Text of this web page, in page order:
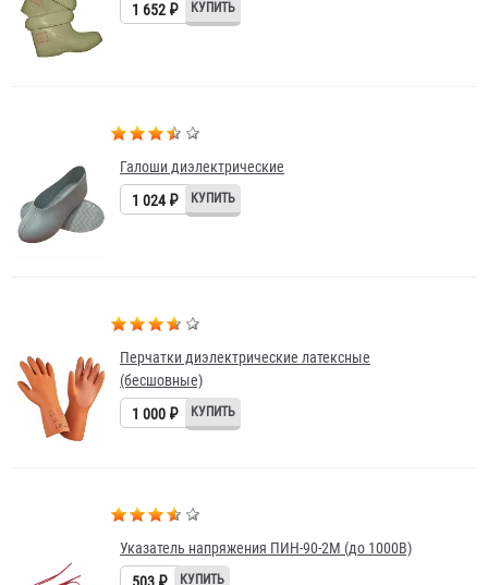
1 652 ₽
Галоши диэлектрические
1 024 ₽
Перчатки диэлектрические латексные
(бесшовные)
1 000 ₽
Указатель напряжения ПИН-90-2М (до 1000В)